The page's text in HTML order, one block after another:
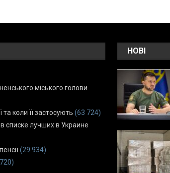
міського голови
коли її застосують (63 724)
списке лучших в Украине
(29 934)
НОВІ